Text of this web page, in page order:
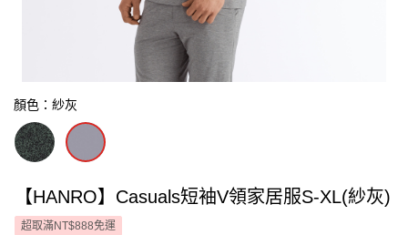
顏色：紗灰
【HANRO】Casuals短袖V領家居服S-XL(紗灰)
超取滿NT$888免運